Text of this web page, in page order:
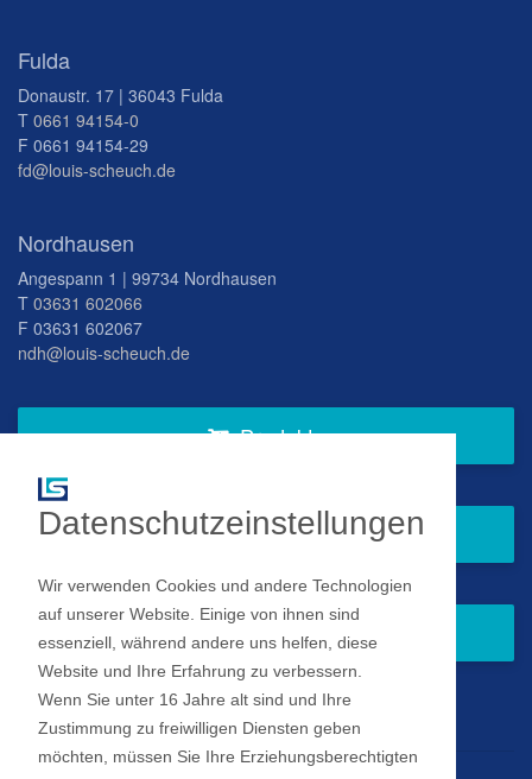
Fulda
Donaustr. 17 | 36043 Fulda
T 0661 94154-0
F 0661 94154-29
fd@louis-scheuch.de
Nordhausen
Angespann 1 | 99734 Nordhausen
T 03631 602066
F 03631 602067
ndh@louis-scheuch.de
Produkte
Fragen Sie gern bei uns an
Zum Newsletter anmelden
Impressum
Datenschutzeinstellungen
Wir verwenden Cookies und andere Technologien
auf unserer Website. Einige von ihnen sind
essenziell, während andere uns helfen, diese
Website und Ihre Erfahrung zu verbessern.
Wenn Sie unter 16 Jahre alt sind und Ihre
Zustimmung zu freiwilligen Diensten geben
möchten, müssen Sie Ihre Erziehungsberechtigten